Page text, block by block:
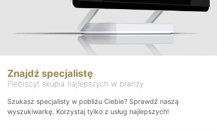
Znajdź specjalistę
Plebiscyt skupia najlepszych w branży
Szukasz specjalisty w pobliżu Ciebie? Sprawdź naszą
wyszukiwarkę. Korzystaj tylko z usług najlepszych!